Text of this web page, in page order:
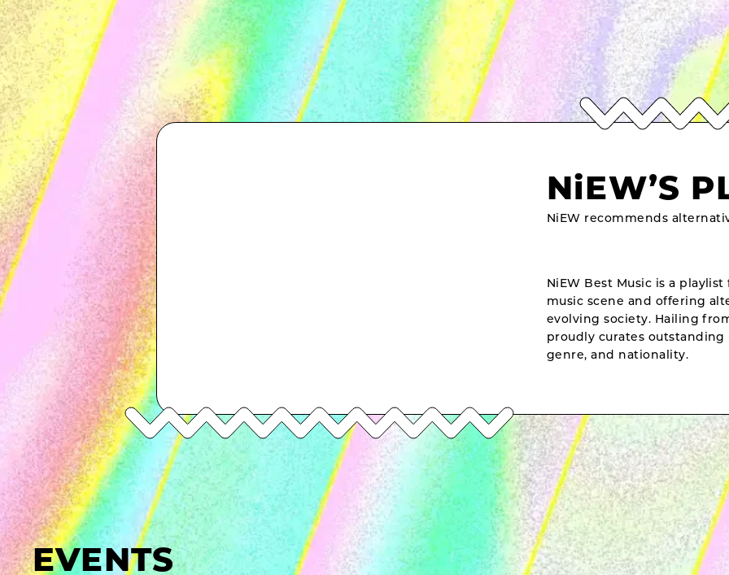
NiEW’S
NiEW recommends
NiEW Best Music is a
music scene and offering
evolving society. Hailing
proudly curates outstanding
genre, and nationality.
EVENTS